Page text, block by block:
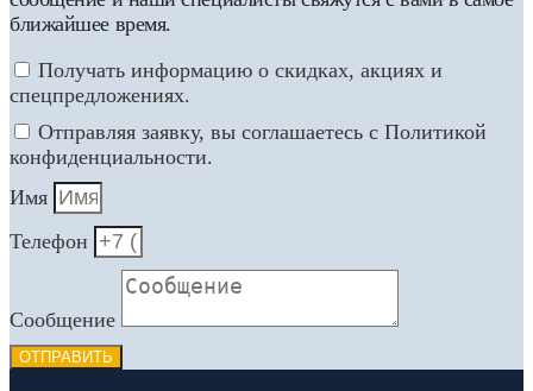
ближайшее время.
Получать информацию о скидках, акциях и
спецпредложениях.
Отправляя заявку, вы соглашаетесь с Политикой
конфиденциальности.
Имя
Телефон
Сообщение
ОТПРАВИТЬ